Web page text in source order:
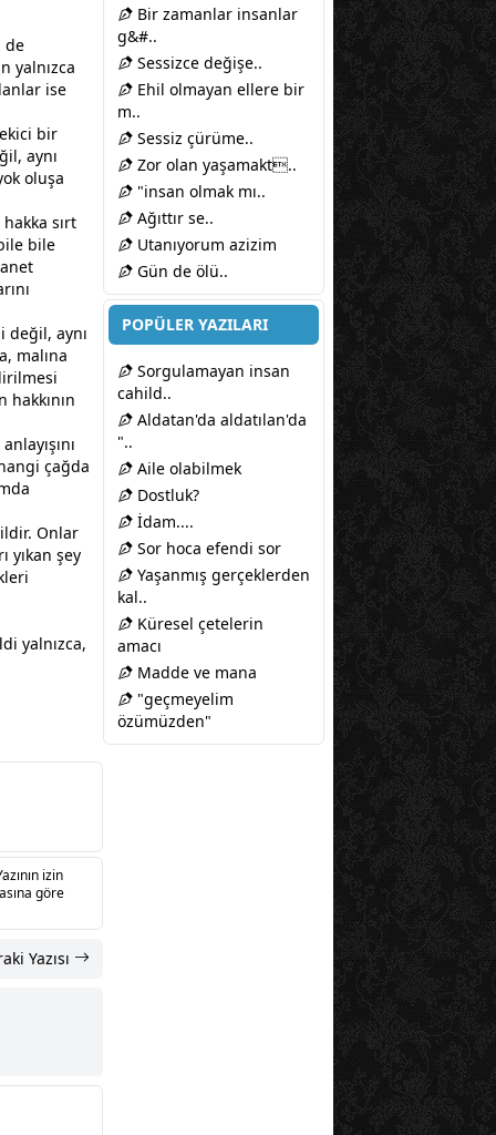
de
yalnızca
ise
bir
aynı
oluşa
sırt
bile
değil, aynı
malına
çağda
Onlar
yıkan şey
yalnızca,
izin
göre
Yazısı
Bir zamanlar insanlar
g&#..
Sessizce değişe..
Ehil olmayan ellere bir
m..
Sessiz çürüme..
Zor olan yaşamakt..
"insan olmak mı..
Ağıttır se..
Utanıyorum azizim
Gün de ölü..
POPÜLER YAZILARI
Sorgulamayan insan
cahild..
Aldatan'da aldatılan'da
"..
Aile olabilmek
Dostluk?
İdam....
Sor hoca efendi sor
Yaşanmış gerçeklerden
kal..
Küresel çetelerin
amacı
Madde ve mana
"geçmeyelim
özümüzden"